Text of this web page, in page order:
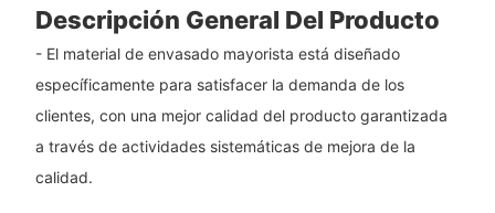
Descripción General Del Producto
- El material de envasado mayorista está diseñado
específicamente para satisfacer la demanda de los
clientes, con una mejor calidad del producto garantizada
a través de actividades sistemáticas de mejora de la
calidad.